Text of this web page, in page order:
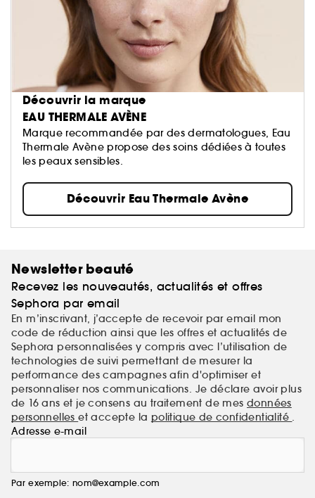
Découvrir la marque
EAU THERMALE AVÈNE
Marque recommandée par des dermatologues, Eau
Thermale Avène propose des soins dédiées à toutes
les peaux sensibles.
Découvrir Eau Thermale Avène
Newsletter beauté
Recevez les nouveautés, actualités et offres
Sephora par email
En m’inscrivant, j’accepte de recevoir par email mon
code de réduction ainsi que les offres et actualités de
Sephora personnalisées y compris avec l’utilisation de
technologies de suivi permettant de mesurer la
performance des campagnes afin d'optimiser et
personnaliser nos communications. Je déclare avoir plus
de 16 ans et je consens au traitement de mes données
personnelleset accepte la politique de confidentialité .
Adresse e-mail
Par exemple: nom@example.com